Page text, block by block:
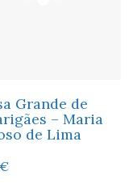
Grande de
– Maria
de Lima
€